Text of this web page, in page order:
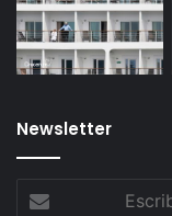
Newsletter